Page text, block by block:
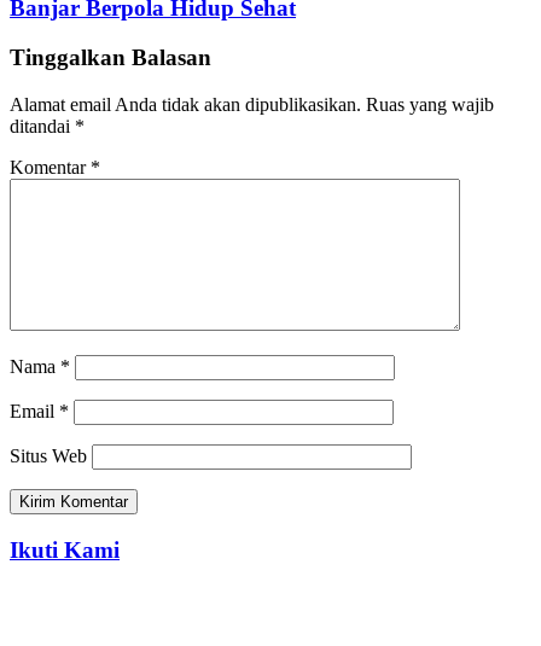
Banjar Berpola Hidup Sehat
Tinggalkan Balasan
Alamat email Anda tidak akan dipublikasikan. Ruas yang wajib
ditandai *
Komentar *
Nama *
Email *
Situs Web
Ikuti Kami